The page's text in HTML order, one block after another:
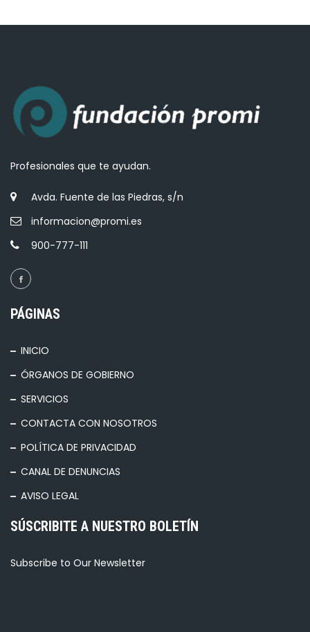
Profesionales que te ayudan.
Avda. Fuente de las Piedras, s/n
informacion@promi.es
900-777-111
PÁGINAS
INICIO
ÓRGANOS DE GOBIERNO
SERVICIOS
CONTACTA CON NOSOTROS
POLÍTICA DE PRIVACIDAD
CANAL DE DENUNCIAS
AVISO LEGAL
SÚSCRIBITE A NUESTRO BOLETÍN
Subscribe to Our Newsletter